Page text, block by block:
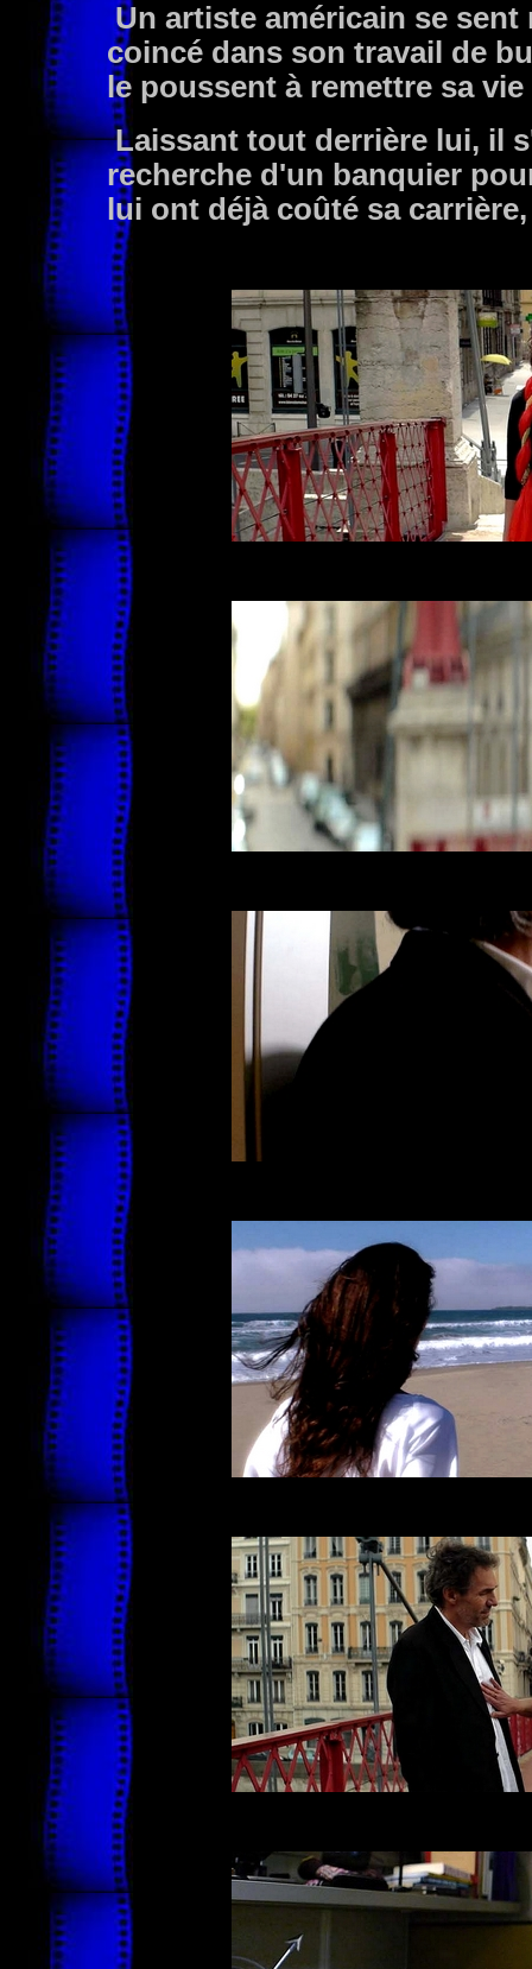
Un artiste américain se
coincé dans son travail de
le poussent à remettre sa
Laissant tout derrière lui, il
recherche d'un banquier
lui ont déjà coûté sa